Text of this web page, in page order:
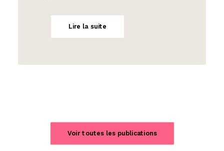
Lire la suite
Voir toutes les publications